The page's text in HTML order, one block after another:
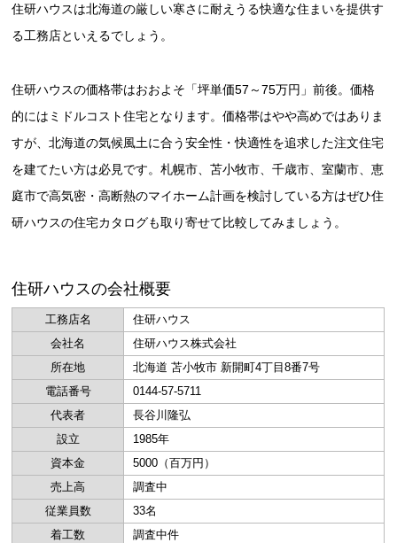
住研ハウスは北海道の厳しい寒さに耐えうる快適な住まいを提供す
る工務店といえるでしょう。
住研ハウスの価格帯はおおよそ「坪単価57～75万円」前後。価格
的にはミドルコスト住宅となります。価格帯はやや高めではありま
すが、北海道の気候風土に合う安全性・快適性を追求した注文住宅
を建てたい方は必見です。札幌市、苫小牧市、千歳市、室蘭市、恵
庭市で高気密・高断熱のマイホーム計画を検討している方はぜひ住
研ハウスの住宅カタログも取り寄せて比較してみましょう。
住研ハウスの会社概要
工務店名
住研ハウス
会社名
住研ハウス株式会社
所在地
北海道 苫小牧市 新開町4丁目8番7号
電話番号
0144-57-5711
代表者
長谷川隆弘
設立
1985年
資本金
5000（百万円）
売上高
調査中
従業員数
33名
着工数
調査中件